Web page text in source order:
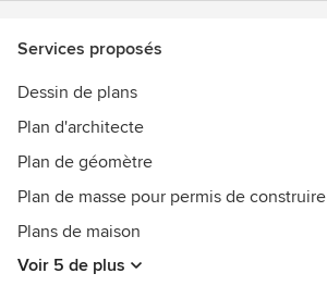
Services proposés
Dessin de plans
Plan d'architecte
Plan de géomètre
Plan de masse pour permis de construire
Plans de maison
Voir 5 de plus